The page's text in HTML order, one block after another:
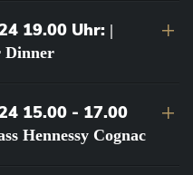
19.00 Uhr: |
Dinner
15.00 - 17.00
Hennessy Cognac